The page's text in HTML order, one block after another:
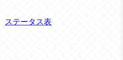
ステータス表